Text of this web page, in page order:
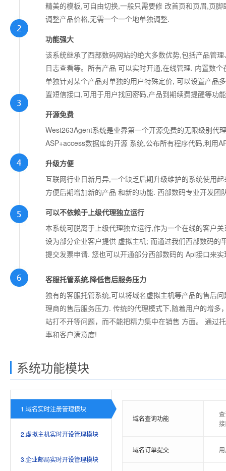
精美的模板,可自由切换,一般只需要修 改首页和页眉,页
调整产品价格,无需一个一个地单独调整.
功能强大
该系统继承了西部数码网站的绝大多数优势,包括产品管
日志查看等。所有产品 可以实时开通,在线管理. 内置数
单独针对某个产品对单独的用户特殊定价, 可以设置产品
置短信接口,可用于用户找回密码,产品到期续费提醒等功
开源免费
West263Agent系统是业界第一个开源免费的无限级别代
ASP+access数据库的开源 系统,公布所有程序代码,利用
升级方便
互联网行业日新月异,一个缺乏后期升级维护的系统使用
方便后期增加新的产品 和新的功能. 西部数码专业开发团
可以不依赖于上级代理独立运行
本系统可脱离于上级代理独立运行,作为一个在线的客户
设为部分企业客户提供 虚拟主机; 而通过我们西部数码
提交发票申请. 您也可以开通部分西部数码的 Api接口来
客服托管系统,降低售后服务压力
独有的客服托管系统,可以将域名虚拟主机等产品的售后
理商的售后服务压力. 传统的代理模式下,随着用户的增
站打不开等问题，而不能把精力集中在销售 方面。 通过
率和客户满意度!
系统功能模块
1.域名实时注册管理模块
2.虚拟主机实时开设管理模块
3.企业邮局实时开设管理模块
域名查询功能
域名订单提交